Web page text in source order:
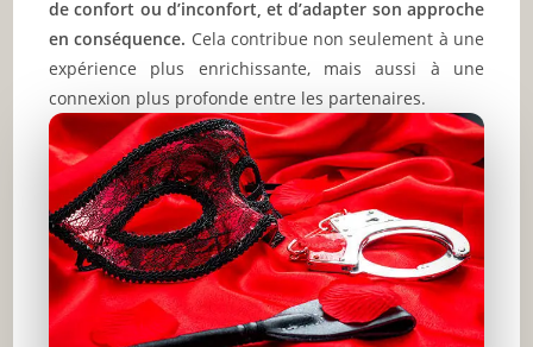
de confort ou d’inconfort, et d’adapter son approche
en conséquence. Cela contribue non seulement à une
expérience plus enrichissante, mais aussi à une
connexion plus profonde entre les partenaires.